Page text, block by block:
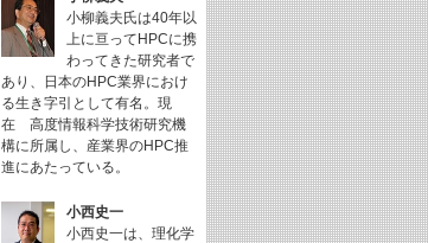
小柳義夫氏は40年以
上に亘ってHPCに携
わってきた研究者で
あり、日本のHPC業界におけ
る生き字引として有名。現
在 高度情報科学技術研究機
構に所属し、産業界のHPC推
進にあたっている。
小西史一
小西史一は、理化学